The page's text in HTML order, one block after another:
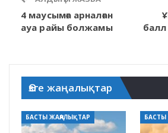
4 маусымға арналған
ауа райы болжамы
балл
Өзге жаңалықтар
БАСТЫ ЖАҢАЛЫҚТАР БАСТЫ